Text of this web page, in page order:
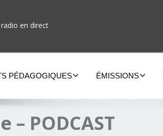
en direct
PÉDAGOGIQUES ÉMISSIONS
– PODCAST